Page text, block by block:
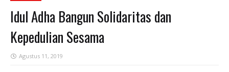
Idul Adha Bangun Solidaritas dan
Kepedulian Sesama
Agustus 11, 2019